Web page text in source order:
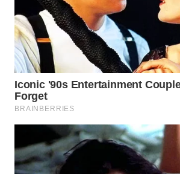
WN
SUBANG
WN
SUKABUMI
WN
PURWAKARTA
WN
PRIANGAN
TIMUR